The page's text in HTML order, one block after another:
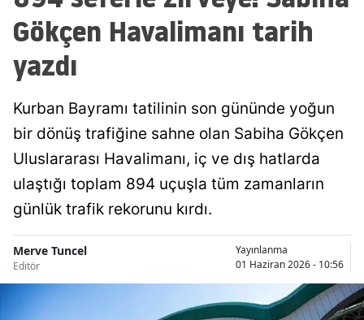
Gökçen Havalimanı tarih
yazdı
Kurban Bayramı tatilinin son gününde yoğun
bir dönüş trafiğine sahne olan Sabiha Gökçen
Uluslararası Havalimanı, iç ve dış hatlarda
ulaştığı toplam 894 uçuşla tüm zamanların
günlük trafik rekorunu kırdı.
Merve Tuncel
Editör
Yayınlanma
01 Haziran 2026 - 10:56